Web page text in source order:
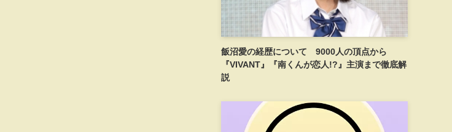
飯沼愛の経歴について 9000人の頂点から
『VIVANT』『南くんが恋人!?』主演まで徹底解
説